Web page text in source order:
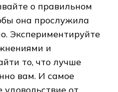
о правильном
она прослужила
Экспериментируйте
и
то, что лучше
вам. И самое